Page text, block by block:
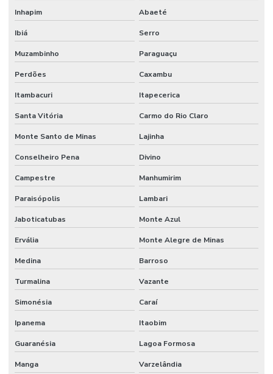
Inhapim Abaeté
Ibiá Serro
Muzambinho Paraguaçu
Perdões Caxambu
Itambacuri Itapecerica
Santa Vitória Carmo do Rio Claro
Monte Santo de Minas Lajinha
Conselheiro Pena Divino
Campestre Manhumirim
Paraisópolis Lambari
Jaboticatubas Monte Azul
Ervália Monte Alegre de Minas
Medina Barroso
Turmalina Vazante
Simonésia Caraí
Ipanema Itaobim
Guaranésia Lagoa Formosa
Manga Varzelândia